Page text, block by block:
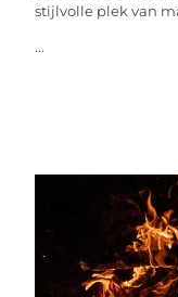
stijlvolle plek van
...